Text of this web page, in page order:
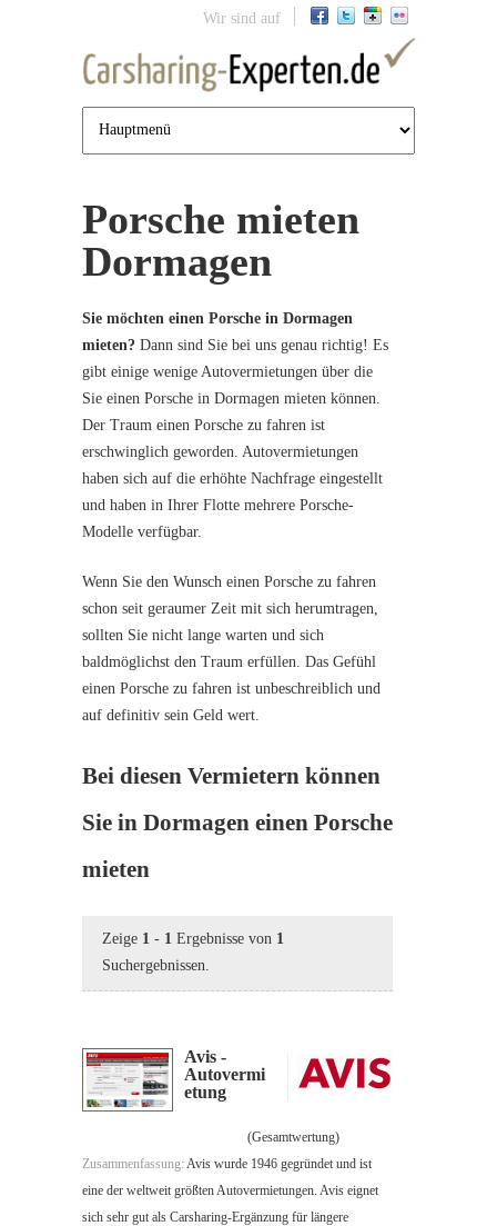
Jump to navigation
Wir sind auf
Porsche mieten
Dormagen
Sie möchten einen Porsche in Dormagen
mieten? Dann sind Sie bei uns genau richtig! Es
gibt einige wenige Autovermietungen über die
Sie einen Porsche in Dormagen mieten können.
Der Traum einen Porsche zu fahren ist
erschwinglich geworden. Autovermietungen
haben sich auf die erhöhte Nachfrage eingestellt
und haben in Ihrer Flotte mehrere Porsche-
Modelle verfügbar.
Wenn Sie den Wunsch einen Porsche zu fahren
schon seit geraumer Zeit mit sich herumtragen,
sollten Sie nicht lange warten und sich
baldmöglichst den Traum erfüllen. Das Gefühl
einen Porsche zu fahren ist unbeschreiblich und
auf definitiv sein Geld wert.
Bei diesen Vermietern können
Sie in Dormagen einen Porsche
mieten
Zeige 1 - 1 Ergebnisse von 1
Suchergebnissen.
Avis -
Autovermi
etung
(Gesamtwertung)
Zusammenfassung: Avis wurde 1946 gegründet und ist
eine der weltweit größten Autovermietungen. Avis eignet
sich sehr gut als Carsharing-Ergänzung für längere